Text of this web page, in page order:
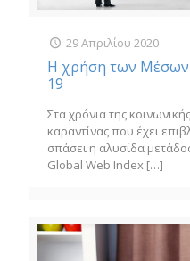
29 Απριλίου 2020
Η χρήση των Μέσων
19
Στα χρόνια της
καραντίνας που έχει
σπάσει η αλυσίδα
Global Web Index […]